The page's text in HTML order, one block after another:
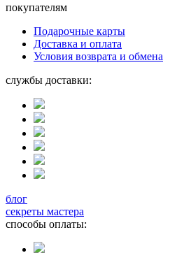
покупателям
Подарочные карты
Доставка и оплата
Условия возврата и обмена
службы доставки:
блог
секреты мастера
способы оплаты: